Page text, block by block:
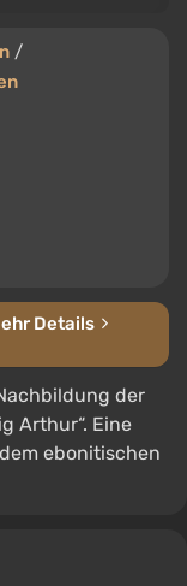
/
Details
der
Arthur“. Eine
ebonitischen